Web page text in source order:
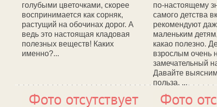
голубыми цветочками, скорее
воспринимается как сорняк,
растущий на обочинах дорог. А
ведь это настоящая кладовая
полезных веществ! Каких
именно?...
по-настоящему
самого детства
рекомендуют
маленьким
какао полезно.
взрослым очень
замечательный
Давайте
польза. ...